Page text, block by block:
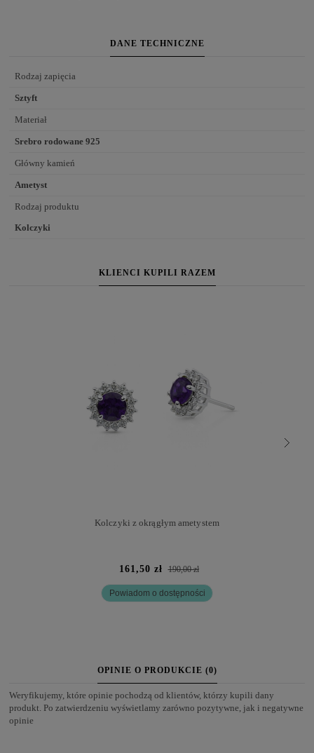
DANE TECHNICZNE
Rodzaj zapięcia
Sztyft
Materiał
Srebro rodowane 925
Główny kamień
Ametyst
Rodzaj produktu
Kolczyki
KLIENCI KUPILI RAZEM
Kolczyki z okrągłym ametystem
161,50 zł 190,00 zł
Powiadom o dostępności
OPINIE O PRODUKCIE (0)
Weryfikujemy, które opinie pochodzą od klientów, którzy kupili dany
produkt. Po zatwierdzeniu wyświetlamy zarówno pozytywne, jak i negatywne
opinie